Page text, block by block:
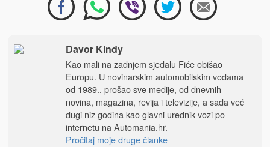
Davor Kindy
Kao mali na zadnjem sjedalu Fiće obišao
Europu. U novinarskim automobilskim vodama
od 1989., prošao sve medije, od dnevnih
novina, magazina, revija i televizije, a sada već
dugi niz godina kao glavni urednik vozi po
internetu naAutomania.hr.
Pročitaj moje druge članke